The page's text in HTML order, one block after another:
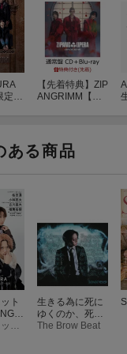
す。
ャンペーン対象外」
・中止などで発送で
合がございますが、
せん。何とぞご了承
だく場合がございま
盤
【先着特典】ZIP
ANGRIMM【通
ジ」（約56m
m）※全3種のう
ある商品
ト
O
生きる為に死に
ゆくのか、死に
ゆく為に生きる
The Brow Beat